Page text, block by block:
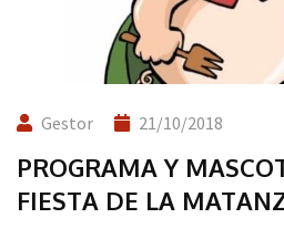
Gestor 21/10/2018
PROGRAMA Y
FIESTA DE LA